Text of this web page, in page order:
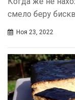
смело беру
Ноя 23, 2022